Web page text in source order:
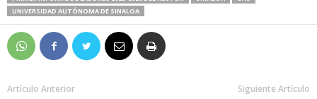
UNIVERSIDAD AUTÓNOMA DE SINALOA
Artículo Anterior Siguiente Artículo